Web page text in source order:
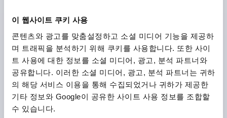
이 웹사이트 쿠키 사용
콘텐츠와 광고를 맞춤설정하고 소셜 미디어 기능을 제공하
며 트래픽을 분석하기 위해 쿠키를 사용합니다. 또한 사이
트 사용에 대한 정보를 소셜 미디어, 광고, 분석 파트너와
공유합니다. 이러한 소셜 미디어, 광고, 분석 파트너는 귀하
의 해당 서비스 이용을 통해 수집되었거나 귀하가 제공한
기타 정보와 Google이 공유한 사이트 사용 정보를 조합할
수 있습니다.
보어 홀 간격=80 마운팅 홀=M6
B=77
H=71
주문 번호: K0241.080181
₩67,040
부가세 별도
세부 사항